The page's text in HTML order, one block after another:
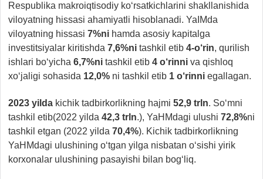
Respublika makroiqtisodiy ko‘rsatkichlarini shakllanishida
viloyatning hissasi ahamiyatli hisoblanadi. YaIMda
viloyatning hissasi 7%ni hamda asosiy kapitalga
investitsiyalar kiritishda 7,6%ni tashkil etib 4-o‘rin, qurilish
ishlari bo‘yicha 6,7%ni tashkil etib 4 o‘rinni va qishloq
xo‘jaligi sohasida 12,0% ni tashkil etib 1 o‘rinni egallagan.
2023 yilda kichik tadbirkorlikning hajmi 52,9 trln. So‘mni
tashkil etib(2022 yilda 42,3 trln.), YaHMdagi ulushi 72,8%ni
tashkil etgan (2022 yilda 70,4%). Kichik tadbirkorlikning
YaHMdagi ulushining o‘tgan yilga nisbatan o‘sishi yirik
korxonalar ulushining pasayishi bilan bog‘liq.